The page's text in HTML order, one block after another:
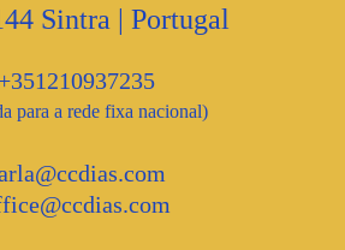
Sintra | Portugal
+351210937235
para a rede fixa nacional)